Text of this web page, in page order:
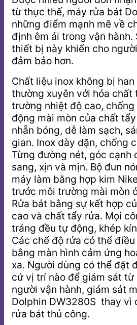
từ thực thế, máy rửa bát
những điểm mạnh mẽ về
định êm ái trong vận hành.
thiết bị này khiến cho
đảm bảo hơn.
Chất liệu inox không bị
thường xuyên với hóa chất
trường nhiệt độ cao,
động mài mòn của chất
nhẵn bóng, dễ làm sạch,
gian. Inox dày dặn, chống
Từng đường nét, góc cạnh
sang, xịn và mịn. Bộ đun
máy làm bằng hợp kim
trước môi trường mài mòn
Rửa bát bằng sự kết hợp
cao và chất tẩy rửa. Mọi
tráng đều tự động, khép
Các chế độ rửa có thể
bằng màn hình cảm ứng
xa. Người dùng có thể đặt
cứ vị trí nào để giám sát từ
người vận hành, giám sát
Dolphin DW3280S thay vì
rửa bát thủ công.